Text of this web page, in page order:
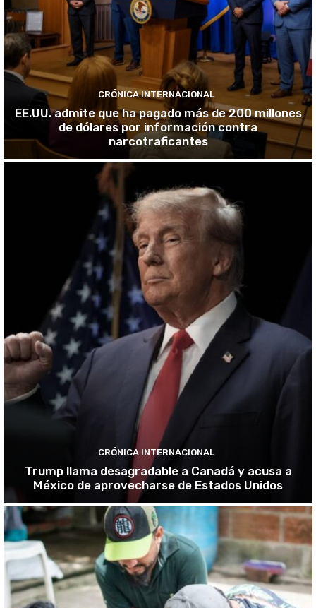
CRÓNICA INTERNACIONAL
EE.UU. admite que ha pagado más de 200 millones
de dólares por información contra
narcotraficantes
CRÓNICA INTERNACIONAL
Trump llama desagradable a Canadá y acusa a
México de aprovecharse de Estados Unidos